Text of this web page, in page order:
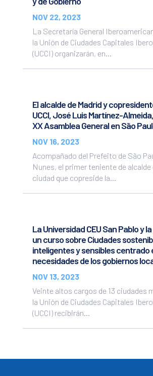
NOV 22, 2023
La Secretaría General
la Unión de Ciudades Capitales
(UCCI) organizarán, en...
El alcalde de Madrid y
UCCI, José Luis Martínez-
XX Asamblea General en São
NOV 16, 2023
Acompañado del Prefeito de São
Nunes, el primer teniente de
ciudad que copreside la...
La Universidad CEU San Pablo y
un curso sobre Ciudades
inteligentes y sensibles centrado
necesidades de los gobiernos
NOV 13, 2023
Veinte altos cargos de 13 ciudades
la Unión de Ciudades Capitales
(UCCI) recibirán...